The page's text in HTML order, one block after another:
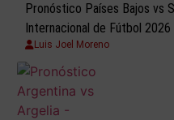
Pronóstico Países Bajos vs
Internacional de Fútbol 2026
Luis Joel Moreno